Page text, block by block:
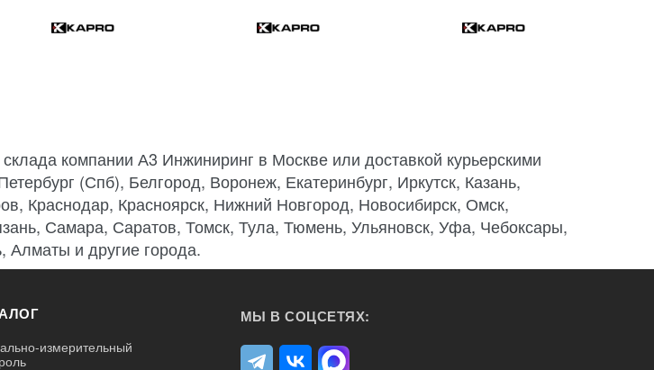
компании А3 Инжиниринг в Москве или доставкой курьерскими
(Спб), Белгород, Воронеж, Екатеринбург, Иркутск, Казань,
Краснодар, Красноярск, Нижний Новгород, Новосибирск, Омск,
Самара, Саратов, Томск, Тула, Тюмень, Ульяновск, Уфа, Чебоксары,
Алматы и другие города.
измерительный
МЫ В СОЦСЕТЯХ: